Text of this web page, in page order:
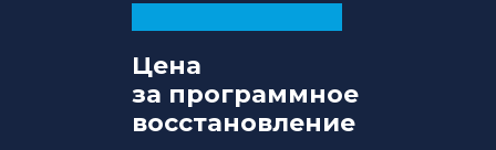
Цена
за программное
восстановление